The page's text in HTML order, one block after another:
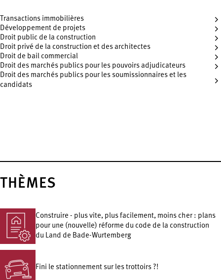
Transactions immobilières
Développement de projets
Droit public de la construction
Droit privé de la construction et des architectes
Droit de bail commercial
Droit des marchés publics pour les pouvoirs adjudicateurs
Droit des marchés publics pour les soumissionnaires et les
candidats
THÈMES
Construire - plus vite, plus facilement, moins cher : plans
pour une (nouvelle) réforme du code de la construction
du Land de Bade-Wurtemberg
Fini le stationnement sur les trottoirs ?!